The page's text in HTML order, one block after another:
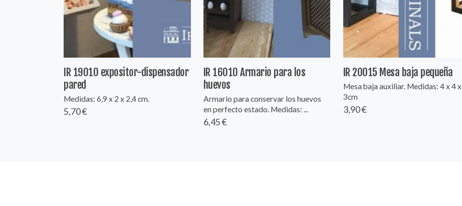
IR 19010 expositor-dispensador
pared
Medidas: 6,9 x 2 x 2,4 cm.
5,70 €
IR 16010 Armario para los
huevos
Armario para conservar los huevos
en perfecto estado. Medidas: ...
6,45 €
IR 20015 Mesa baja pequeña
Mesa baja auxiliar. Medidas: 4 x 4 x
3cm
3,90 €